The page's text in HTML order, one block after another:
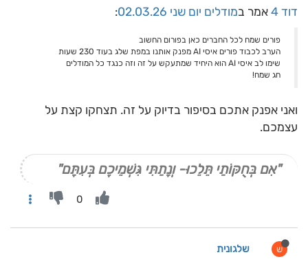
דוד 4 אמר במודלים יום שני 02.03.26 :
פורים שמח לכל החברים כאן בפורום החשוב
הערב לכבוד פורים איסי AI מפנק אותנו במפת שלג בעוד 230 שעות
שימו לב איסי AI הוא היחיד שמתעקש על זה וזה כנגד כל המודלים
חג שמח!
ואני אפנק אתכם בסיפור בדיוק על זה. תצחקו קצת על
עצמכם.
"אִם בְּחֻקּוֹתַי תֵּלֵכוּ- וְנָתַתִּי גִּשְׁמֵיכֶם בְּעִתָּם"
0
ש שלגונית